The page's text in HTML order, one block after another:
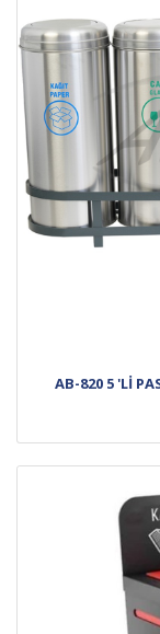
AB-820 5 'Lİ